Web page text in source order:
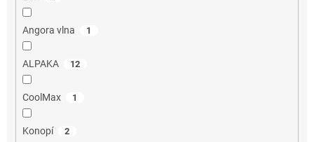
Angora vlna 1
ALPAKA 12
CoolMax 1
Konopí 2